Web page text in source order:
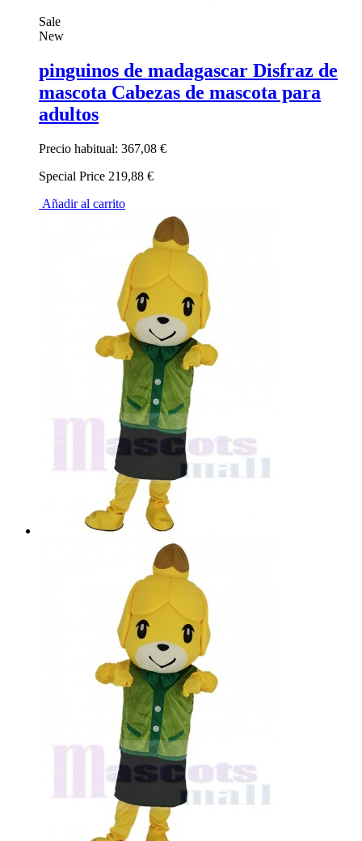
Sale
New
pinguinos de madagascar Disfraz de
mascota Cabezas de mascota para
adultos
Precio habitual: 367,08 €
Special Price 219,88 €
Añadir al carrito